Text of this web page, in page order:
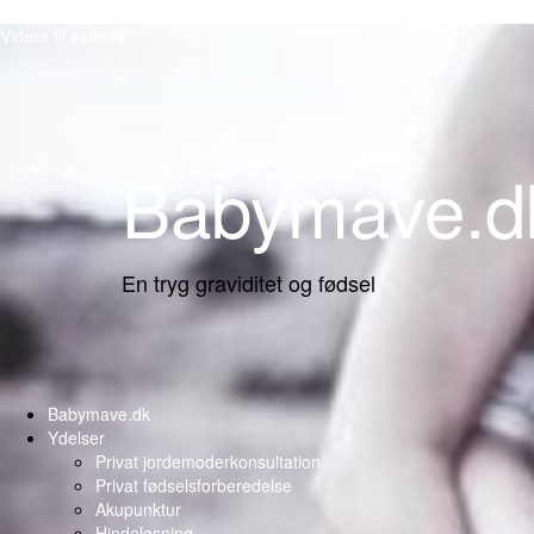
En tryg graviditet og fødsel
Babymave.dk
Ydelser
Privat jordemoderkonsultation
Privat fødselsforberedelse
Akupunktur